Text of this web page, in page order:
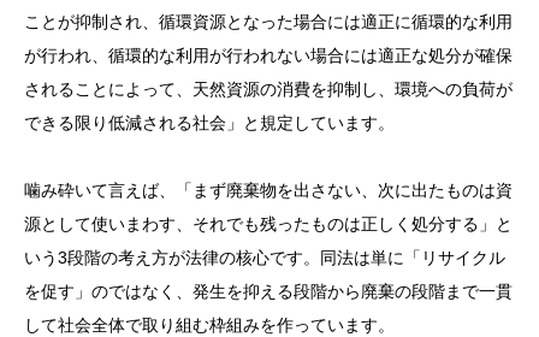
ことが抑制され、循環資源となった場合には適正に循環的な利用
が行われ、循環的な利用が行われない場合には適正な処分が確保
されることによって、天然資源の消費を抑制し、環境への負荷が
できる限り低減される社会」と規定しています。
噛み砕いて言えば、「まず廃棄物を出さない、次に出たものは資
源として使いまわす、それでも残ったものは正しく処分する」と
いう3段階の考え方が法律の核心です。同法は単に「リサイクル
を促す」のではなく、発生を抑える段階から廃棄の段階まで一貫
して社会全体で取り組む枠組みを作っています。